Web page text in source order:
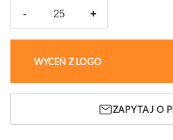
-
Brumba,
z
pokrywką
ml
+
WYCEŃ Z LOGO
ZAPYTAJ O